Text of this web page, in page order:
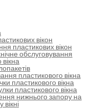
вікон
пластикових вікон
обслуговування
пластикового вікна
пластикового вікна
пластикового вікна
нижнього запору на